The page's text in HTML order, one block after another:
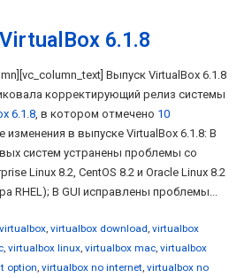
6.1.8
Выпуск VirtualBox 6.1.8
корректирующий релиз системы
6.1.8, в котором отмечено 10
изменения в выпуске VirtualBox 6.1.8: В
систем устранены проблемы со
Linux 8.2, CentOS 8.2 и Oracle Linux 8.2
RHEL); В GUI исправлены проблемы...
virtualbox, virtualbox download, virtualbox
, virtualbox linux, virtualbox mac, virtualbox
option, virtualbox no internet, virtualbox no